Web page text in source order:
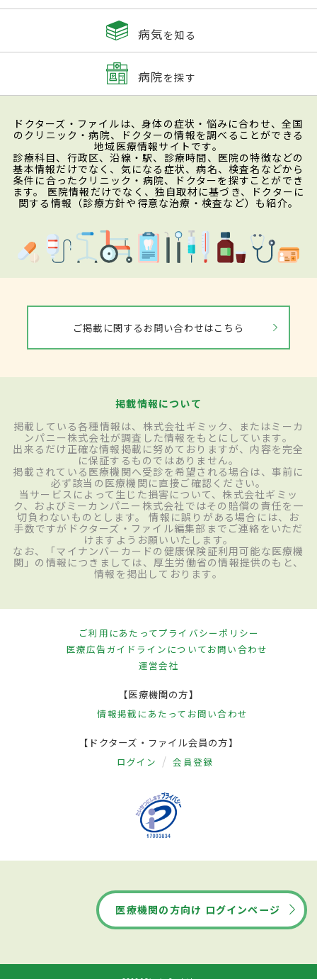
病気を知る
病院を探す
ドクターズ・ファイルは、身体の症状・悩みに合わせ、全国
のクリニック・病院、ドクターの情報を調べることができる
地域医療情報サイトです。
診療科目、行政区、沿線・駅、診療時間、医院の特徴などの
基本情報だけでなく、気になる症状、病名、検査名などから
条件に合ったクリニック・病院、ドクターを探すことができ
ます。 医院情報だけでなく、独自取材に基づき、ドクターに
関する情報（診療方針や得意な治療・検査など）も紹介。
ご掲載に関するお問い合わせはこちら
掲載情報について
掲載している各種情報は、株式会社ギミック、またはミーカ
ンパニー株式会社が調査した情報をもとにしています。
出来るだけ正確な情報掲載に努めておりますが、内容を完全
に保証するものではありません。
掲載されている医療機関へ受診を希望される場合は、事前に
必ず該当の医療機関に直接ご確認ください。
当サービスによって生じた損害について、株式会社ギミッ
ク、およびミーカンパニー株式会社ではその賠償の責任を一
切負わないものとします。 情報に誤りがある場合には、お
手数ですがドクターズ・ファイル編集部までご連絡をいただ
けますようお願いいたします。
なお、「マイナンバーカードの健康保険証利用可能な医療機
関」の情報につきましては、厚生労働省の情報提供のもと、
情報を掲出しております。
ご利用にあたってプライバシーポリシー
医療広告ガイドラインについてお問い合わせ
運営会社
【医療機関の方】
情報掲載にあたって お問い合わせ
【ドクターズ・ファイル会員の方】
ログイン 会員登録
医療機関の方向け ログインページ